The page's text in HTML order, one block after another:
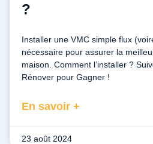
?
Installer une VMC simple flux
nécessaire pour assurer la
maison. Comment l’installer ?
Rénover pour Gagner !
En savoir +
23 août 2024